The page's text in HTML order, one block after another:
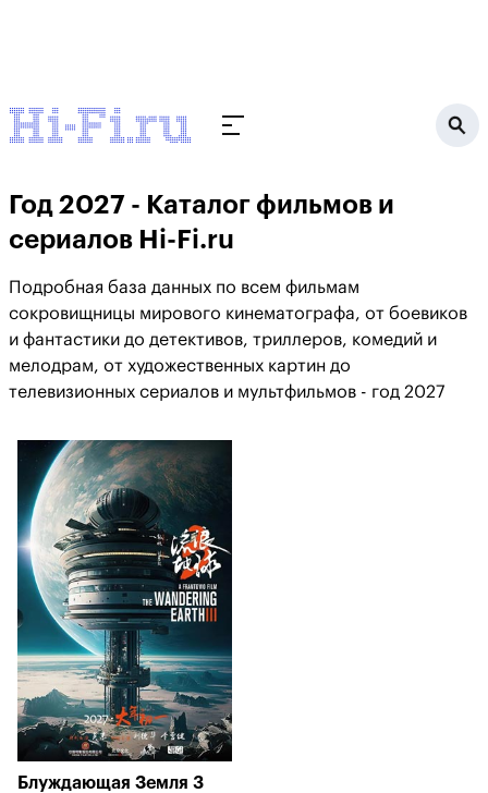
Год 2027 - Каталог фильмов и
сериалов Hi-Fi.ru
Подробная база данных по всем фильмам
сокровищницы мирового кинематографа, от боевиков
и фантастики до детективов, триллеров, комедий и
мелодрам, от художественных картин до
телевизионных сериалов и мультфильмов - год 2027
Блуждающая Земля 3